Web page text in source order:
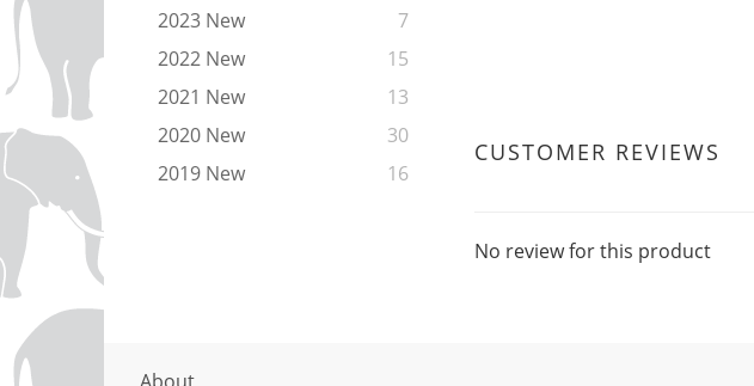
2023 New
7
2022 New
15
2021 New
13
2020 New
30
2019 New
16
CUSTOMER REVIEWS
No review for this product